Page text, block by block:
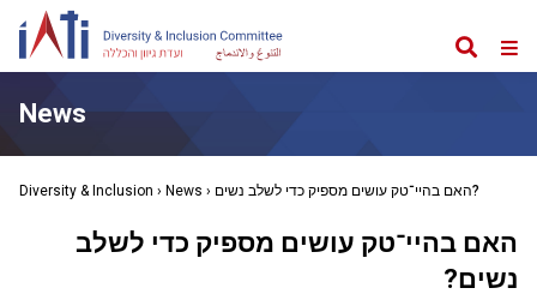
Search
News
Diversity & Inclusion › News › האם בהיי־טק עושים מספיק כדי לשלב נשים?
האם בהיי־טק עושים מספיק כדי לשלב
נשים?